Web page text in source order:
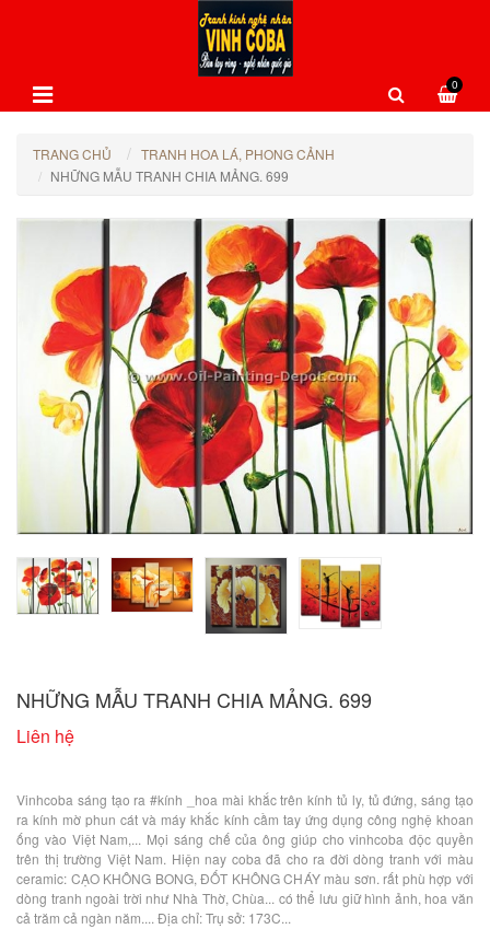
0
TRANG CHỦ
TRANH HOA LÁ, PHONG CẢNH
NHỮNG MẪU TRANH CHIA MẢNG. 699
NHỮNG MẪU TRANH CHIA MẢNG. 699
Liên hệ
Vinhcoba sáng tạo ra #kính _hoa mài khắc trên kính tủ ly, tủ đứng, sáng tạo
ra kính mờ phun cát và máy khắc kính cầm tay ứng dụng công nghệ khoan
ống vào Việt Nam,... Mọi sáng chế của ông giúp cho vinhcoba độc quyền
trên thị trường Việt Nam. Hiện nay coba đã cho ra đời dòng tranh với màu
ceramic: CẠO KHÔNG BONG, ĐỐT KHÔNG CHÁY màu sơn. rất phù hợp với
dòng tranh ngoài trời như Nhà Thờ, Chùa... có thể lưu giữ hình ảnh, hoa văn
cả trăm cả ngàn năm.... Địa chỉ: Trụ sở: 173C...